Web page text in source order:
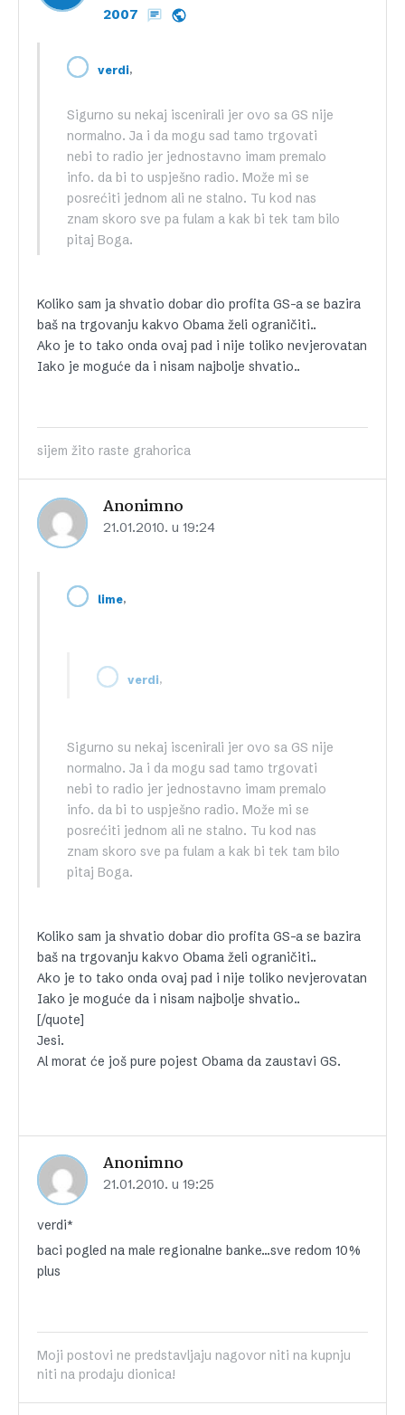
2007
verdi,
Sigurno su nekaj iscenirali jer ovo sa GS nije
normalno. Ja i da mogu sad tamo trgovati
nebi to radio jer jednostavno imam premalo
info. da bi to uspješno radio. Može mi se
posrećiti jednom ali ne stalno. Tu kod nas
znam skoro sve pa fulam a kak bi tek tam bilo
pitaj Boga.
Koliko sam ja shvatio dobar dio profita GS-a se bazira
baš na trgovanju kakvo Obama želi ograničiti..
Ako je to tako onda ovaj pad i nije toliko nevjerovatan
Iako je moguće da i nisam najbolje shvatio..
sijem žito raste grahorica
Anonimno
21.01.2010. u 19:24
lime,
verdi,
Sigurno su nekaj iscenirali jer ovo sa GS nije
normalno. Ja i da mogu sad tamo trgovati
nebi to radio jer jednostavno imam premalo
info. da bi to uspješno radio. Može mi se
posrećiti jednom ali ne stalno. Tu kod nas
znam skoro sve pa fulam a kak bi tek tam bilo
pitaj Boga.
Koliko sam ja shvatio dobar dio profita GS-a se bazira
baš na trgovanju kakvo Obama želi ograničiti..
Ako je to tako onda ovaj pad i nije toliko nevjerovatan
Iako je moguće da i nisam najbolje shvatio..
[/quote]
Jesi.
Al morat će još pure pojest Obama da zaustavi GS.
Anonimno
21.01.2010. u 19:25
verdi*
baci pogled na male regionalne banke…sve redom 10%
plus
Moji postovi ne predstavljaju nagovor niti na kupnju
niti na prodaju dionica!